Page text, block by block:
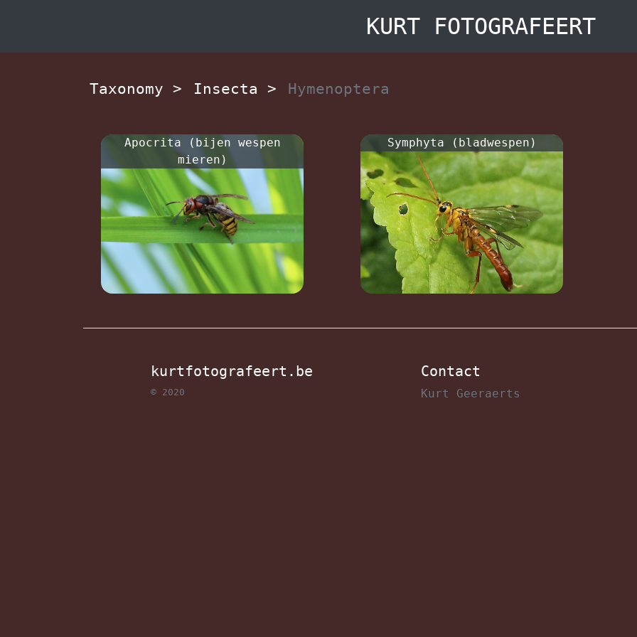
KURT FOTOGRAFEERT
Taxonomy > Insecta > Hymenoptera
Apocrita (bijen wespen
mieren)
Symphyta (bladwespen)
kurtfotografeert.be
© 2020
Contact
Kurt Geeraerts